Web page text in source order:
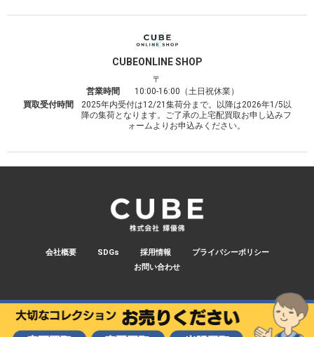
CUBEONLINE SHOP
〒
営業時間
10:00-16:00（土日祝休業）
買取受付時間
2025年内受付は12/21集荷分まで。以降は2026年1/5以
降の集荷となります。ご了承の上宅配買取お申し込みフ
ォームよりお申込みください。
会社概要 SDGs 採用情報
プライバシーポリシー
お問い合わせ
© 2026 CUBE.